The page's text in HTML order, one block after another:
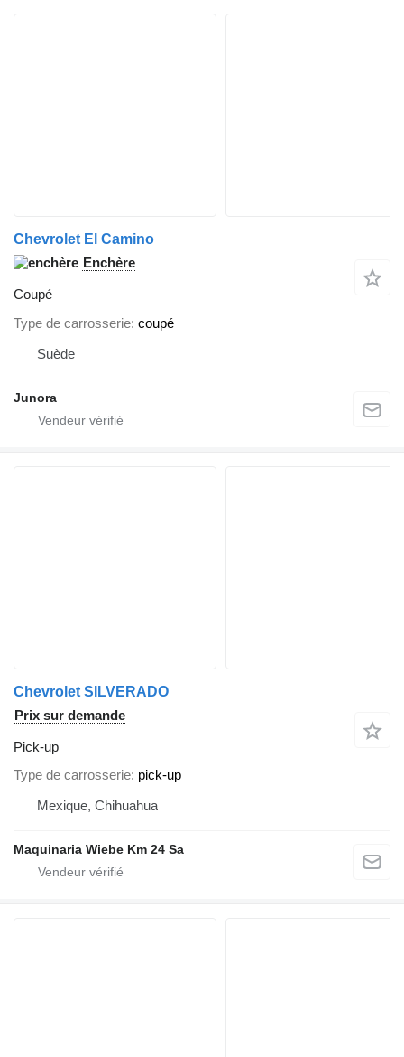
Chevrolet El Camino
Enchère
Coupé
Type de carrosserie coupé
Suède
Junora
Chevrolet SILVERADO
Prix sur demande
Pick-up
Type de carrosserie pick-up
Mexique, Chihuahua
Maquinaria Wiebe Km 24 Sa